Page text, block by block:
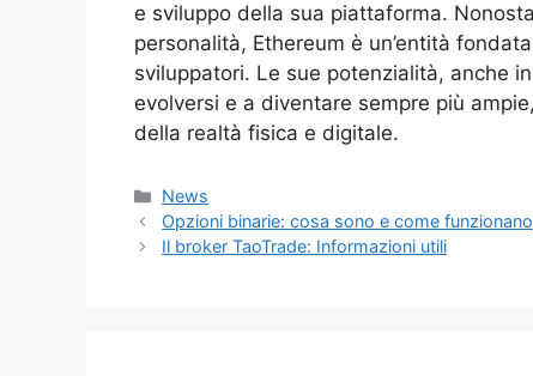
e sviluppo della sua piattaforma.
personalità, Ethereum è un’entità
sviluppatori. Le sue potenzialità, anche
evolversi e a diventare sempre più
della realtà fisica e digitale.
Categorie
News
Opzioni binarie: cosa sono e come funzionano
Il broker TaoTrade: Informazioni utili